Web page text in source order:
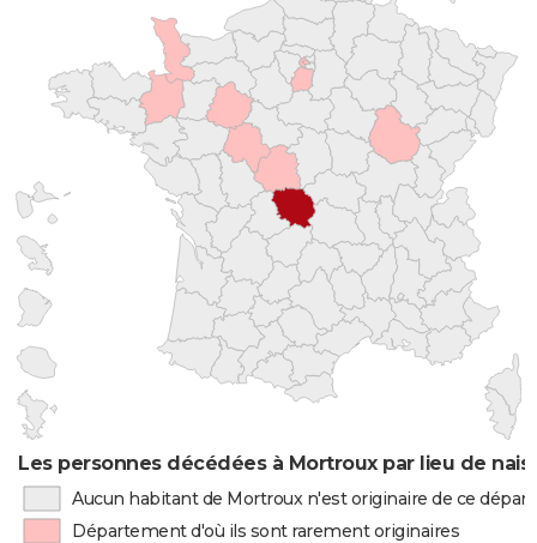
Les personnes décédées à Mortroux par lieu de
Aucun habitant de Mortroux n'est originaire de ce
Département d'où ils sont rarement originaires